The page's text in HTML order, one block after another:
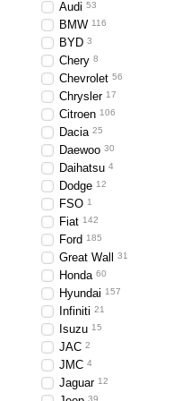
Audi 53
BMW 116
BYD 3
Chery 8
Chevrolet 56
Chrysler 17
Citroen 106
Dacia 25
Daewoo 30
Daihatsu 4
Dodge 12
FSO 1
Fiat 142
Ford 185
Great Wall 31
Honda 60
Hyundai 157
Infiniti 21
Isuzu 15
JAC 2
JMC 4
Jaguar 12
39